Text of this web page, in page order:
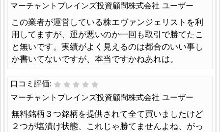
マーチャントブレインズ投資顧問株式会社 ユーザー
この業者が運営している株エヴァンジェリストを利
用してますが、運が悪いのか一回も取引で勝てたこ
と無いです。実績がよく見えるのは都合のいい事し
か書いてないですが、本当ですかねあれは。
口コミ評価:
マーチャントブレインズ投資顧問株式会社 ユーザー
無料銘柄３つ銘柄を提供されて全て買いましたけど
２つが塩漬け状態、これじゃ勝てませんよね、がっ